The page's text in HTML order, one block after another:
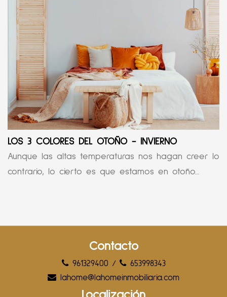
LOS 3 COLORES DEL OTOÑO - INVIERNO
Aunque las altas temperaturas nos hagan creer lo
contrario, lo cierto es que estamos en otoño...
Contacto
961329400 /
653998343
lahome@lahomeinmobiliaria.com